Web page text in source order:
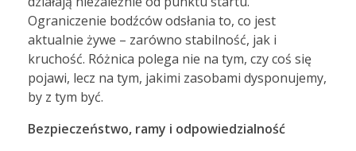
Ograniczenie bodźców odsłania to, co jest
aktualnie żywe – zarówno stabilność, jak i
kruchość. Różnica polega nie na tym, czy coś się
pojawi, lecz na tym, jakimi zasobami dysponujemy,
by z tym być.
Bezpieczeństwo, ramy i odpowiedzialność